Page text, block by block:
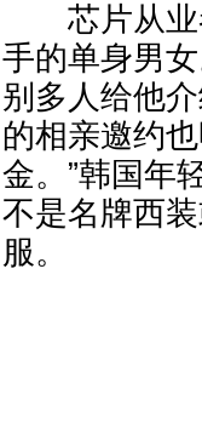
芯片从业
手的单身男
别多人给他
的相亲邀约
金。”韩国年
不是名牌西
服。